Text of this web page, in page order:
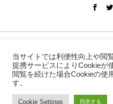
SERVICE
CONTACT
当サイトでは利便性向上や閲
提携サービスによりCookieが
閲覧を続けた場合Cookieの使
す。
Cookie Settings 同意する